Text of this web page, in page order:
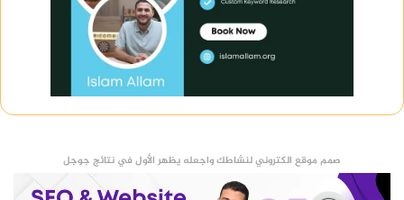
صمم موقع الكتروني لنشاطك واجعله يظهر الأول في نتائج جوجل